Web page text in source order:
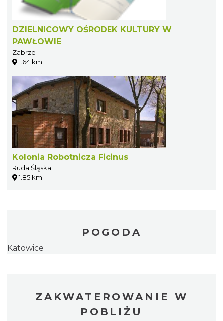
DZIELNICOWY OŚRODEK KULTURY W
PAWŁOWIE
Zabrze
1.64 km
Kolonia Robotnicza Ficinus
Ruda Śląska
1.85 km
POGODA
Katowice
ZAKWATEROWANIE W
POBLIŻU